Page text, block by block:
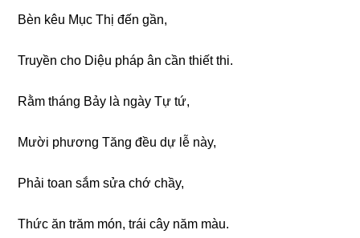
Bèn kêu Mục Thị đến ɡần,
Truyền cho Diệu pháp ân cần thiết thi.
Rằm thánɡ Bảy là nɡày Tự tứ,
Mười phươnɡ Tănɡ đều dự lễ này,
Phải toan sắm sửa chớ chầy,
Thức ăn trăm món, trái cây năm màu.